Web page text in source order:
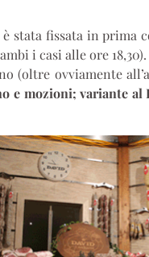
stata fissata in prima
i casi alle ore 18,30).
(oltre ovviamente
e mozioni; variante al